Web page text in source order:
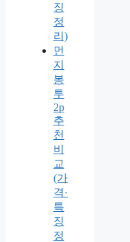
징
정
리)
먼
지
봉
투
2p
추
천
비
교
(가
격·
특
징
정